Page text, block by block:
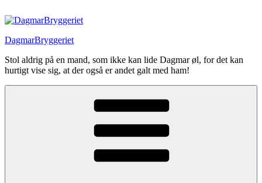
til
DagmarBryggeriet
Stol aldrig på en mand, som ikke kan lide Dagmar øl, for det kan
hurtigt vise sig, at der også er andet galt med ham!